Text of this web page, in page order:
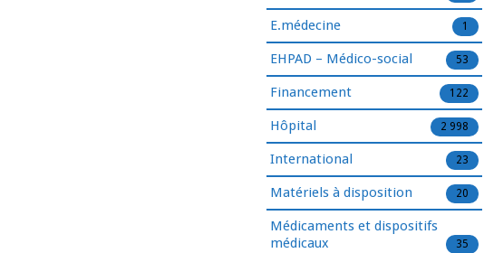
E.médecine 1
EHPAD – Médico-social 53
Financement 122
Hôpital 2 998
International 23
Matériels à disposition 20
Médicaments et dispositifs
médicaux
35